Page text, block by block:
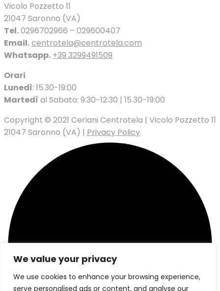
We value your privacy
We use cookies to enhance your browsing experience,
serve personalised ads or content, and analyse our
Vicolo Pozzetto 11
21047 Saronno (VA)
Tel.0296702966 – 029600407
Email.centrotela@centrotela.com
Whatsapp. +39 3299491509
Orari
Lunedì: 15.30-19:00
Martedì al Sabato: 9:30-12:30 | 15.30-19:00
Copyright © 2021 Ceriani Centrotela | Vicolo Pozzetto 11
21047 Saronno (VA) | Privacy Policy